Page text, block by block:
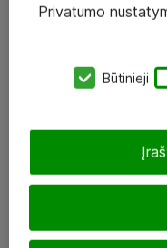
Atea ekspertų patarimai
UAB „ATEA“
J. Rutkausko g. 6,
Atea kontaktai
Aplankykite mus
Privatumo
Būtinieji